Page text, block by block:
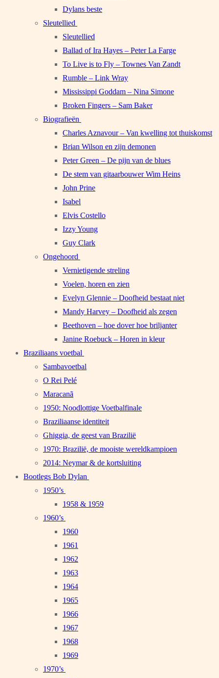
Dylans beste
Sleutellied
Sleutellied
Ballad of Ira Hayes – Peter La Farge
To Live is to Fly – Townes Van Zandt
Rumble – Link Wray
Mississippi Goddam – Nina Simone
Broken Fingers – Sam Baker
Biografieën
Charles Aznavour – Van kwelling tot thuiskomst
Brian Wilson en zijn demonen
Peter Green – De pijn van de blues
De stem van gitaarbouwer Wim Heins
John Prine
Isabel
Elvis Costello
Izzy Young
Guy Clark
Ongehoord
Vernietigende streling
Voelen, horen en zien
Evelyn Glennie – Doofheid bestaat niet
Mandy Harvey – Doofheid als zegen
Beethoven – hoe dover hoe briljanter
Janine Roebuck – Horen in kleur
Braziliaans voetbal
Sambavoetbal
O Rei Pelé
Maracanã
1950: Noodlottige Voetbalfinale
Braziliaanse identiteit
Ghiggia, de geest van Brazilië
1970: Brazilië, de mooiste wereldkampioen
2014: Neymar & de kortsluiting
Bootlegs Bob Dylan
1950’s
1958 & 1959
1960’s
1960
1961
1962
1963
1964
1965
1966
1967
1968
1969
1970’s